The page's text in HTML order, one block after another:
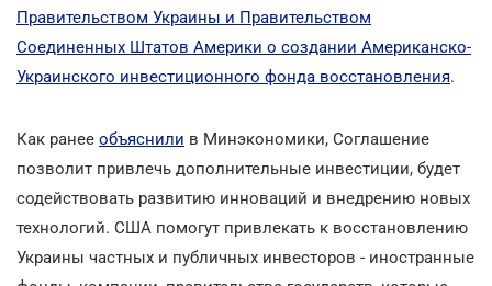
Правительством Украины и Правительством
Соединенных Штатов Америки о создании Американско-
Украинского инвестиционного фонда восстановления.
Как ранее объяснили в Минэкономики, Соглашение
позволит привлечь дополнительные инвестиции, будет
содействовать развитию инноваций и внедрению новых
технологий. США помогут привлекать к восстановлению
Украины частных и публичных инвесторов - иностранные